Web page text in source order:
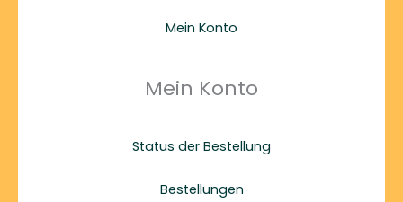
Mein Konto
Mein Konto
Status der Bestellung
Bestellungen